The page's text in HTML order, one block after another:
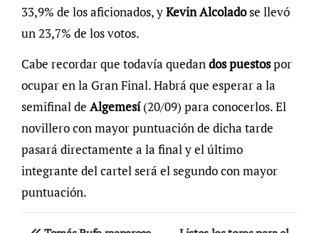
33,9% de los aficionados, yKevin Alcoladose llevó
un 23,7% de los votos.
Cabe recordar que todavía quedandos puestospor
ocupar en la Gran Final. Habrá que esperar a la
semifinal de Algemesí(20/09) para conocerlos. El
novillero con mayor puntuación de dicha tarde
pasará directamente a la final y el último
integrante del cartel será el segundo con mayor
puntuación.
Navegación